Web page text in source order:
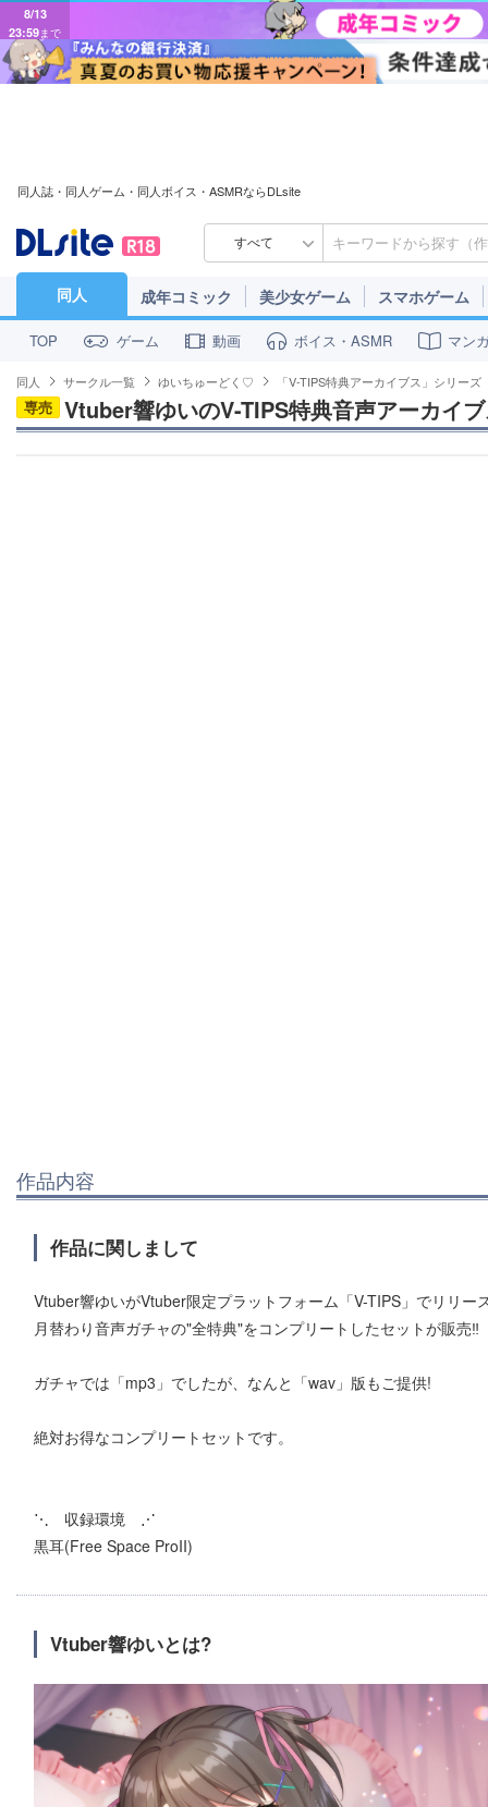
8/13
23:59まで
同人誌・同人ゲーム・同人ボイス・ASMRならDLsite
すべて
同人 成年コミック 美少女ゲーム スマホゲーム
TOP ゲーム 動画 ボイス・ASMR マン
同人 サークル一覧 ゆいちゅーどく♡ 「V-TIPS特典アーカイブス」シリーズ
専売 Vtuber響ゆいのV-TIPS特典音声アーカイ
作品内容
作品に関しまして
Vtuber響ゆいがVtuber限定プラットフォーム「V-TIPS」でリリー
月替わり音声ガチャの"全特典"をコンプリートしたセットが販売‼︎
ガチャでは「mp3」でしたが、なんと「wav」版もご提供!
絶対お得なコンプリートセットです。
⋱ 収録環境 ⋰
黒耳(Free Space ProII)
Vtuber響ゆいとは?